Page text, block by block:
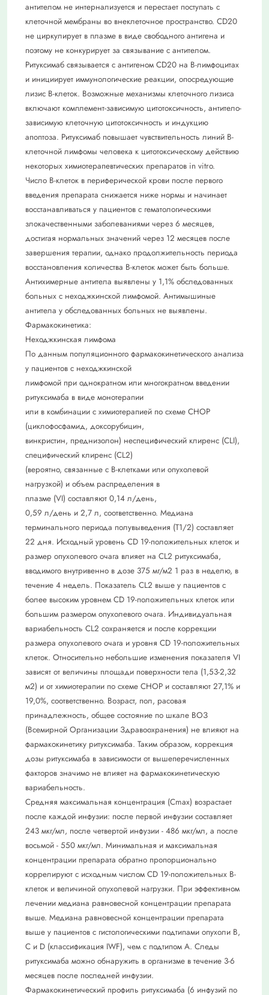
антителом не интернализуется и перестает поступать с
клеточной мембраны во внеклеточное пространство. CD20
не циркулирует в плазме в виде свободного антигена и
поэтому не конкурирует за связывание с антителом.
Ритуксимаб связывается с антигеном CD20 на В-лимфоцитах
и инициирует иммунологические реакции, опосредующие
лизис В-клеток. Возможные механизмы клеточного лизиса
включают комплемент-зависимую цитотоксичность, антитело-
зависимую клеточную цитотоксичность и индукцию
апоптоза. Ритуксимаб повышает чувствительность линий В-
клеточной лимфомы человека к цитотоксическому действию
некоторых химиотерапевтических препаратов in vitro.
Число В-клеток в периферической крови после первого
введения препарата снижается ниже нормы и начинает
восстанавливаться у пациентов с гематологическими
злокачественными заболеваниями через 6 месяцев,
достигая нормальных значений через 12 месяцев после
завершения терапии, однако продолжительность периода
восстановления количества В-клеток может быть больше.
Антихимерные антитела выявлены у 1,1% обследованных
больных с неходжкинской лимфомой. Антимышиные
антитела у обследованных больных не выявлены.
Фармакокинетика:
Неходжкинская лимфома
По данным популяционного фармакокинетического анализа
у пациентов с неходжкинской
лимфомой при однократном или многократном введении
ритуксимаба в виде монотерапии
или в комбинации с химиотерапией по схеме CHOP
(циклофосфамид, доксорубицин,
винкристин, преднизолон) неспецифический клиренс (CLI),
специфический клиренс (CL2)
(вероятно, связанные с В-клетками или опухолевой
нагрузкой) и объем распределения в
плазме (VI) составляют 0,14 л/день,
0,59 л/день и 2,7 л, соответственно. Медиана
терминального периода полувыведения (Т1/2) составляет
22 дня. Исходный уровень CD 19-положительных клеток и
размер опухолевого очага влияет на CL2 ритуксимаба,
вводимого внутривенно в дозе 375 мг/м2 1 раз в неделю, в
течение 4 недель. Показатель CL2 выше у пациентов с
более высоким уровнем CD 19-положительных клеток или
большим размером опухолевого очага. Индивидуальная
вариабельность CL2 сохраняется и после коррекции
размера опухолевого очага и уровня CD 19-положительных
клеток. Относительно небольшие изменения показателя VI
зависят от величины площади поверхности тела (1,53-2,32
м2) и от химиотерапии по схеме CHOP и составляют 27,1% и
19,0%, соответственно. Возраст, пол, расовая
принадлежность, общее состояние по шкале ВОЗ
(Всемирной Организации Здравоохранения) не влияют на
фармакокинетику ритуксимаба. Таким образом, коррекция
дозы ритуксимаба в зависимости от вышеперечисленных
факторов значимо не влияет на фармакокинетическую
вариабельность.
Средняя максимальная концентрация (Сmах) возрастает
после каждой инфузии: после первой инфузии составляет
243 мкг/мл, после четвертой инфузии - 486 мкг/мл, а после
восьмой - 550 мкг/мл. Минимальная и максимальная
концентрации препарата обратно пропорционально
коррелируют с исходным числом CD 19-положительных В-
клеток и величиной опухолевой нагрузки. При эффективном
лечении медиана равновесной концентрации препарата
выше. Медиана равновесной концентрации препарата
выше у пациентов с гистологическими подтипами опухоли В,
С и D (классификация IWF), чем с подтипом А. Следы
ритуксимаба можно обнаружить в организме в течение 3-6
месяцев после последней инфузии.
Фармакокинетический профиль ритуксимаба (6 инфузий по